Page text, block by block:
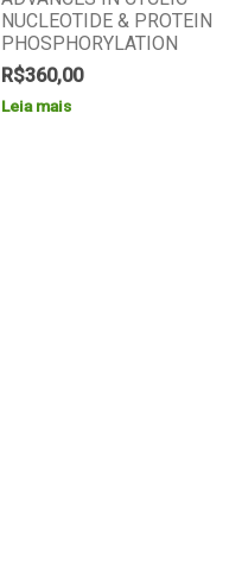
NUCLEOTIDE & PROTEIN
PHOSPHORYLATION
R$360,00
Leia mais